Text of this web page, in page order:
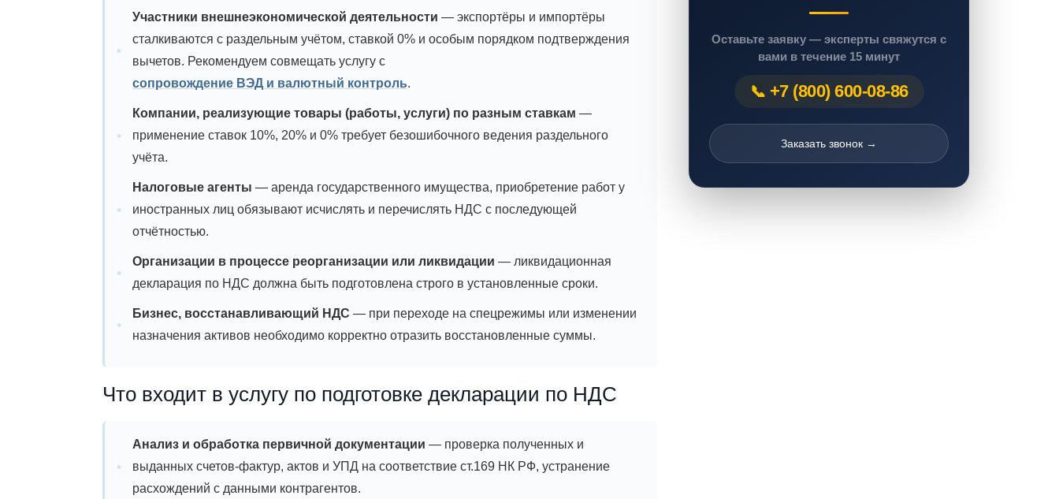
Участники внешнеэкономической деятельности — экспортёры и импортёры
сталкиваются с раздельным учётом, ставкой 0% и особым порядком подтверждения
вычетов. Рекомендуем совмещать услугу с
сопровождение ВЭД и валютный контроль.
Компании, реализующие товары (работы, услуги) по разным ставкам —
применение ставок 10%, 20% и 0% требует безошибочного ведения раздельного
учёта.
Налоговые агенты — аренда государственного имущества, приобретение работ у
иностранных лиц обязывают исчислять и перечислять НДС с последующей
отчётностью.
Организации в процессе реорганизации или ликвидации — ликвидационная
декларация по НДС должна быть подготовлена строго в установленные сроки.
Бизнес, восстанавливающий НДС — при переходе на спецрежимы или изменении
назначения активов необходимо корректно отразить восстановленные суммы.
Что входит в услугу по подготовке декларации по НДС
Анализ и обработка первичной документации — проверка полученных и
выданных счетов-фактур, актов и УПД на соответствие ст.169 НК РФ, устранение
расхождений с данными контрагентов.
Оставьте заявку — эксперты свяжутся с
вами в течение 15 минут
+7 (800) 600-08-86
Заказать звонок →